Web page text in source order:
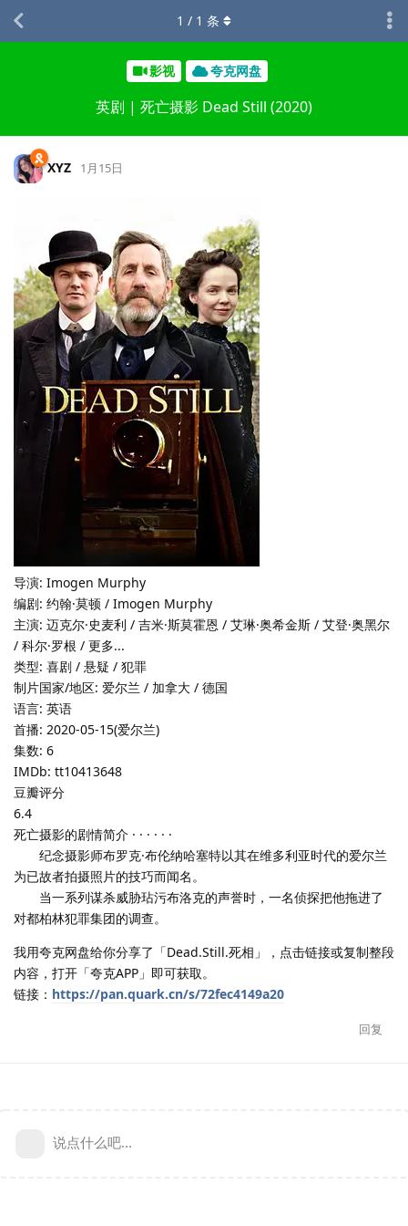
影视 夸克网盘
英剧 | 死亡摄影 Dead Still (2020)
1 / 1 条
XYZ 1月15日
导演: Imogen Murphy
编剧: 约翰·莫顿 / Imogen Murphy
主演: 迈克尔·史麦利 / 吉米·斯莫霍恩 / 艾琳·奥希金斯 / 艾登·奥黑尔
/ 科尔·罗根 / 更多...
类型: 喜剧 / 悬疑 / 犯罪
制片国家/地区: 爱尔兰 / 加拿大 / 德国
语言: 英语
首播: 2020-05-15(爱尔兰)
集数: 6
IMDb: tt10413648
豆瓣评分
6.4
死亡摄影的剧情简介 · · · · · ·
纪念摄影师布罗克·布伦纳哈塞特以其在维多利亚时代的爱尔兰
为已故者拍摄照片的技巧而闻名。
当一系列谋杀威胁玷污布洛克的声誉时，一名侦探把他拖进了
对都柏林犯罪集团的调查。
我用夸克网盘给你分享了「Dead.Still.死相」，点击链接或复制整段
内容，打开「夸克APP」即可获取。
链接： https://pan.quark.cn/s/72fec4149a20
回复
说点什么吧...